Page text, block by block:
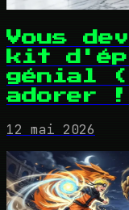
Vous
kit
génial
adorer
12 mai 2026